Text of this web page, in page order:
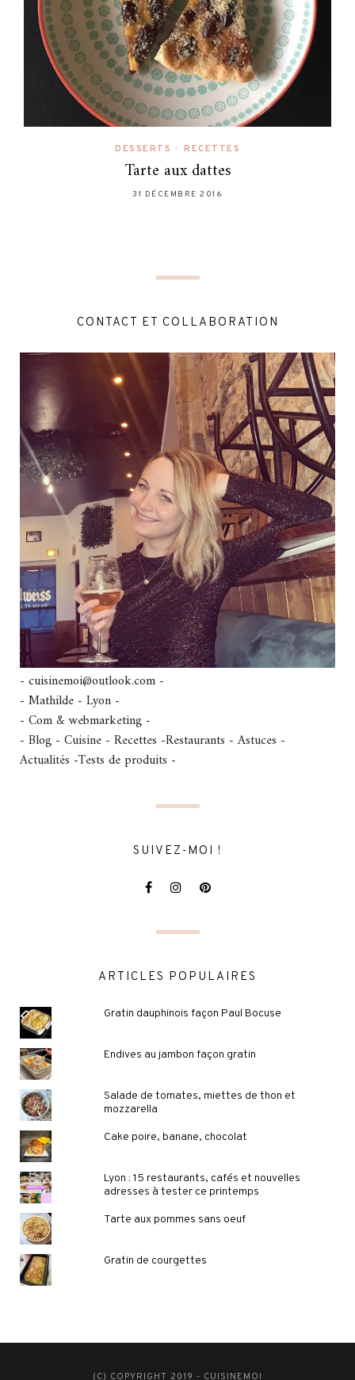
DESSERTS • RECETTES
Tarte aux dattes
31 DÉCEMBRE 2016
CONTACT ET COLLABORATION
- cuisinemoi@outlook.com -
- Mathilde - Lyon -
- Com & webmarketing -
- Blog - Cuisine - Recettes -Restaurants - Astuces -
Actualités -Tests de produits -
SUIVEZ-MOI !
ARTICLES POPULAIRES
Gratin dauphinois façon Paul Bocuse
Endives au jambon façon gratin
Salade de tomates, miettes de thon et
mozzarella
Cake poire, banane, chocolat
Lyon : 15 restaurants, cafés et nouvelles
adresses à tester ce printemps
Tarte aux pommes sans oeuf
Gratin de courgettes
(C) COPYRIGHT 2019 - CUISINEMOI